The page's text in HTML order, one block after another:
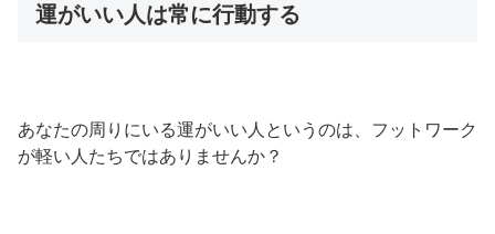
運がいい人は常に行動する
あなたの周りにいる運がいい人というのは、フットワーク
が軽い人たちではありませんか？